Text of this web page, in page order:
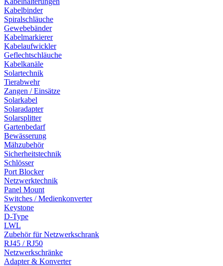
Kabelbinder
Spiralschläuche
Gewebebänder
Kabelmarkierer
Kabelaufwickler
Geflechtschläuche
Kabelkanäle
Solartechnik
Tierabwehr
Zangen / Einsätze
Solarkabel
Solaradapter
Solarsplitter
Gartenbedarf
Bewässerung
Mähzubehör
Sicherheitstechnik
Schlösser
Port Blocker
Netzwerktechnik
Panel Mount
Switches / Medienkonverter
Keystone
D-Type
LWL
Zubehör für Netzwerkschrank
RJ45 / RJ50
Netzwerkschränke
Adapter & Konverter